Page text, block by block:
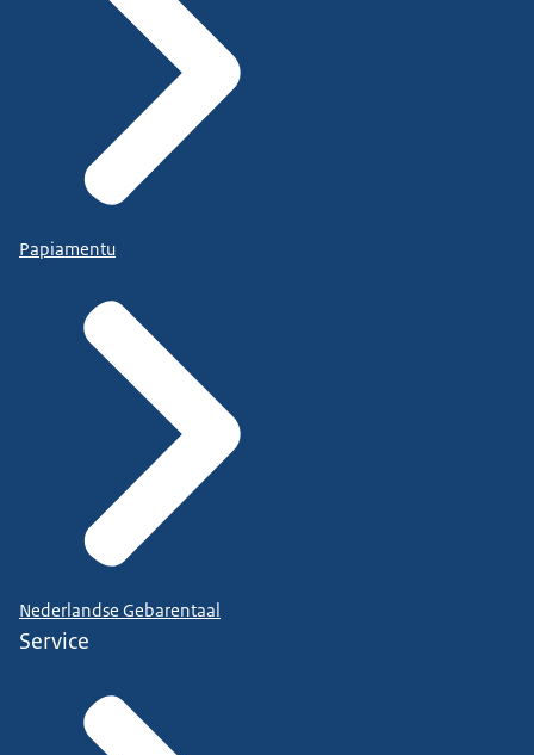
Papiamentu
Nederlandse Gebarentaal
Service